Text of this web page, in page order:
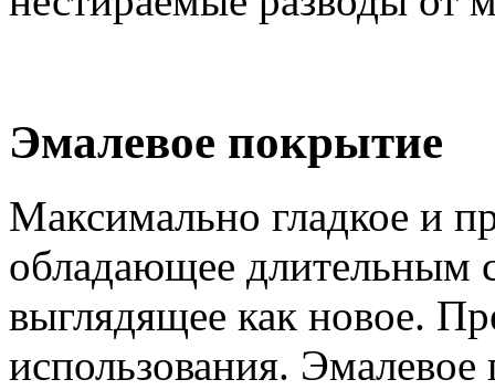
Эмалевое покрытие
Максимально гладкое и
обладающее длительным
выглядящее как новое.
использования.